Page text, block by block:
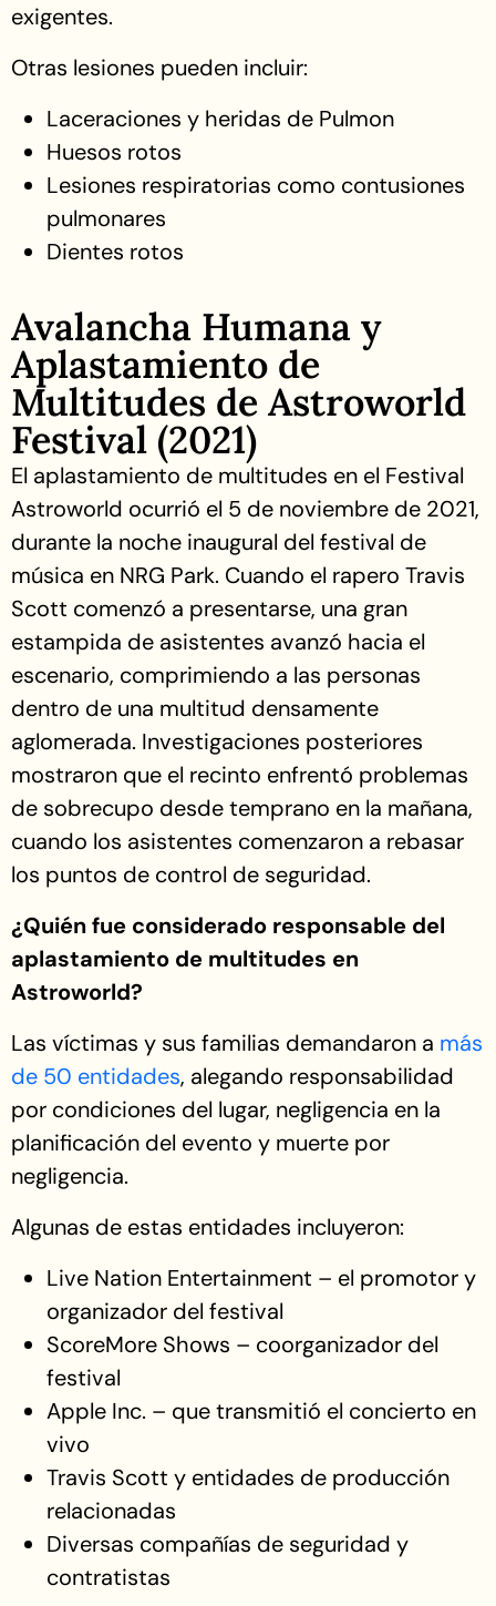
exigentes.
Otras lesiones pueden incluir:
Laceraciones y heridas de Pulmon
Huesos rotos
Lesiones respiratorias como contusiones
pulmonares
Dientes rotos
Avalancha Humana y
Aplastamiento de
Multitudes de Astroworld
Festival (2021)
El aplastamiento de multitudes en el Festival
Astroworld ocurrió el 5 de noviembre de 2021,
durante la noche inaugural del festival de
música en NRG Park. Cuando el rapero Travis
Scott comenzó a presentarse, una gran
estampida de asistentes avanzó hacia el
escenario, comprimiendo a las personas
dentro de una multitud densamente
aglomerada. Investigaciones posteriores
mostraron que el recinto enfrentó problemas
de sobrecupo desde temprano en la mañana,
cuando los asistentes comenzaron a rebasar
los puntos de control de seguridad.
¿Quién fue considerado responsable del
aplastamiento de multitudes en
Astroworld?
Las víctimas y sus familias demandaron a más
de 50 entidades, alegando responsabilidad
por condiciones del lugar, negligencia en la
planificación del evento y muerte por
negligencia.
Algunas de estas entidades incluyeron:
Live Nation Entertainment – el promotor y
organizador del festival
ScoreMore Shows – coorganizador del
festival
Apple Inc. – que transmitió el concierto en
vivo
Travis Scott y entidades de producción
relacionadas
Diversas compañías de seguridad y
contratistas